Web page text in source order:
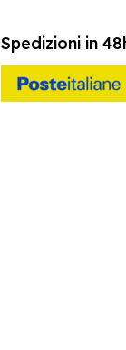
Spedizioni in